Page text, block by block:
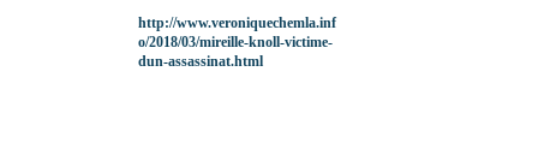
http://www.veroniquechemla.inf
o/2018/03/mireille-knoll-victime-
dun-assassinat.html